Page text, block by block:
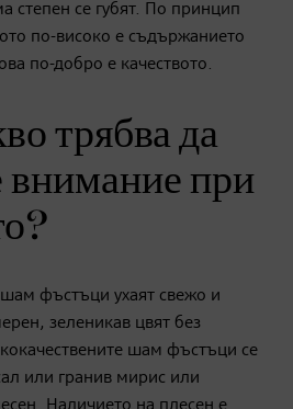
степен се губят. По принцип
по-високо е съдържанието
по-добро е качеството.
трябва да
внимание при
фъстъци ухаят свежо и
зеленикав цвят без
шам фъстъци се
или гранив мирис или